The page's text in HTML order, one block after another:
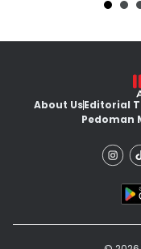
About UsEditorial
Pedoman